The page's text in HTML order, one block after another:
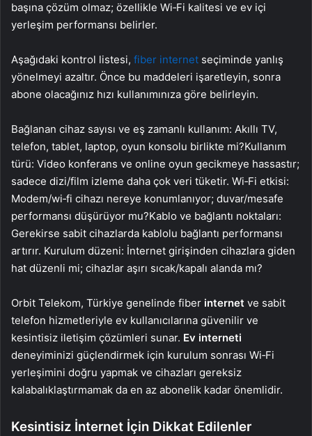
başına çözüm olmaz; özellikle Wi‑Fi kalitesi ve ev içi
yerleşim performansı belirler.
Aşağıdaki kontrol listesi, fiber internet seçiminde yanlış
yönelmeyi azaltır. Önce bu maddeleri işaretleyin, sonra
abone olacağınız hızı kullanımınıza göre belirleyin.
Bağlanan cihaz sayısı ve eş zamanlı kullanım: Akıllı TV,
telefon, tablet, laptop, oyun konsolu birlikte mi?Kullanım
türü: Video konferans ve online oyun gecikmeye hassastır;
sadece dizi/film izleme daha çok veri tüketir. Wi‑Fi etkisi:
Modem/wi‑fi cihazı nereye konumlanıyor; duvar/mesafe
performansı düşürüyor mu?Kablo ve bağlantı noktaları:
Gerekirse sabit cihazlarda kablolu bağlantı performansı
artırır. Kurulum düzeni: İnternet girişinden cihazlara giden
hat düzenli mi; cihazlar aşırı sıcak/kapalı alanda mı?
Orbit Telekom, Türkiye genelinde fiber internet ve sabit
telefon hizmetleriyle ev kullanıcılarına güvenilir ve
kesintisiz iletişim çözümleri sunar. Ev interneti
deneyiminizi güçlendirmek için kurulum sonrası Wi‑Fi
yerleşimini doğru yapmak ve cihazları gereksiz
kalabalıklaştırmamak da en az abonelik kadar önemlidir.
Kesintisiz İnternet İçin Dikkat Edilenler